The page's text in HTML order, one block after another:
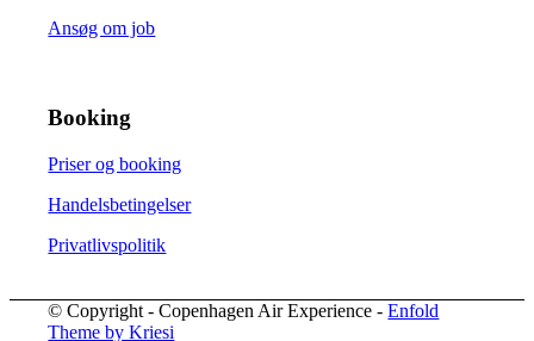
Ansøg om job
Booking
Priser og booking
Handelsbetingelser
Privatlivspolitik
© Copyright - Copenhagen Air Experience -Enfold
Theme by Kriesi